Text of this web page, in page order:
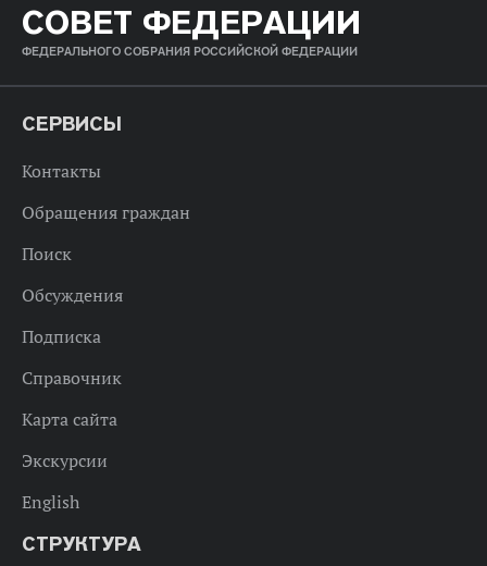
СОВЕТ ФЕДЕРАЦИИ
ФЕДЕРАЛЬНОГО СОБРАНИЯ РОССИЙСКОЙ ФЕДЕРАЦИИ
СЕРВИСЫ
Контакты
Обращения граждан
Поиск
Обсуждения
Подписка
Справочник
Карта сайта
Экскурсии
English
СТРУКТУРА